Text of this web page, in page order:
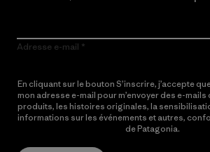
Adresse e-mail
En cliquant sur le bouton S’inscrire, j’accepte
mon adresse e-mail pour m’envoyer des e-
produits, les histoires originales, la
informations sur les événements et autres,
de Patagonia.